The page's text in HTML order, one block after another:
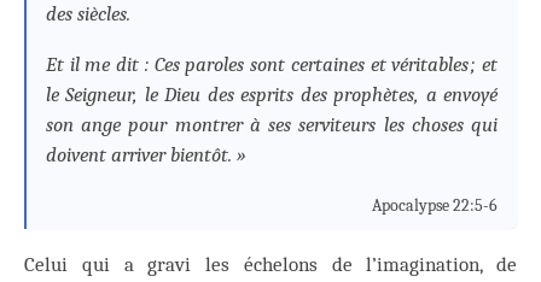
des siècles.
Et il me dit : Ces paroles sont certaines et véritables ; et
le Seigneur, le Dieu des esprits des prophètes, a envoyé
son ange pour montrer à ses serviteurs les choses qui
doivent arriver bientôt. »
Apocalypse 22:5-6
Celui qui a gravi les échelons de l’imagination, de